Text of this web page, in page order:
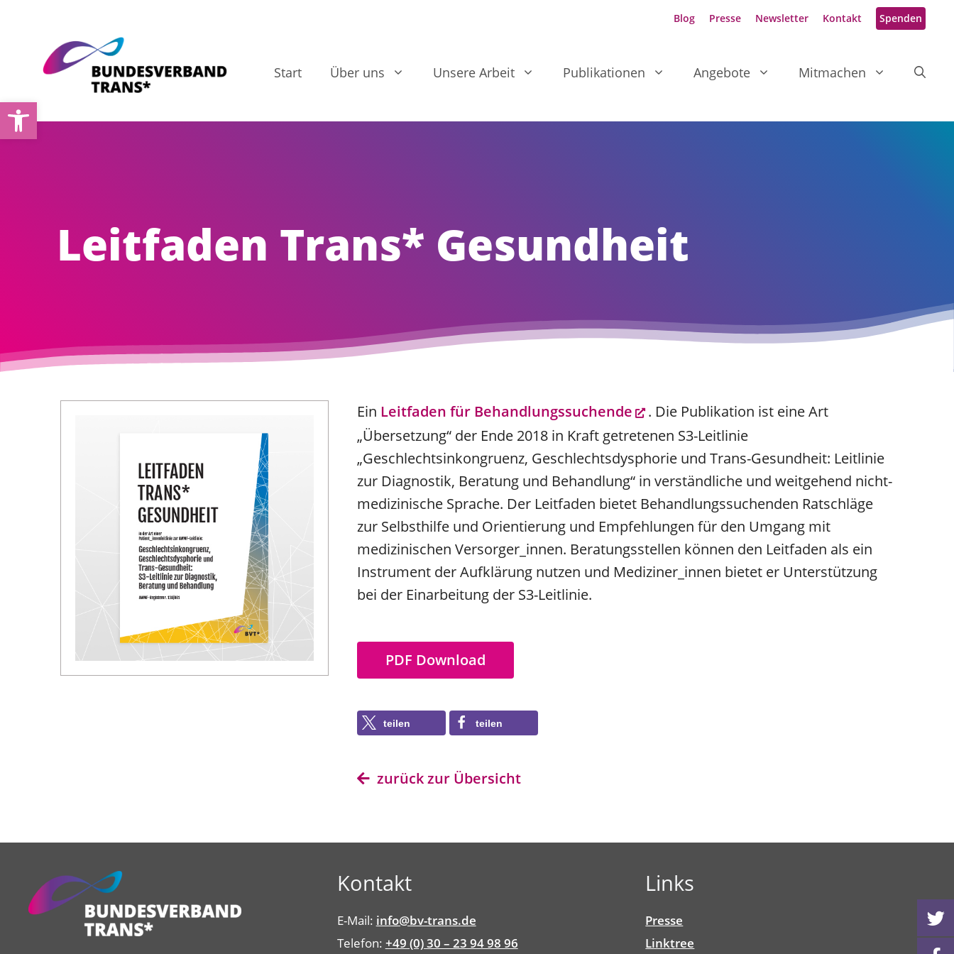
Werkzeugleiste öffnen
springen
Blog Presse Newsletter Kontakt Spenden
Start Über uns Unsere Arbeit Publikationen Angebote Mitmachen
Leitfaden Trans* Gesundheit
Ein Leitfaden für Behandlungssuchende
. Die Publikation ist eine Art
„Übersetzung“ der Ende 2018 in Kraft getretenen S3-Leitlinie
„Geschlechtsinkongruenz, Geschlechtsdysphorie und Trans-Gesundheit: Leitlinie
zur Diagnostik, Beratung und Behandlung“ in verständliche und weitgehend nicht-
medizinische Sprache. Der Leitfaden bietet Behandlungssuchenden Ratschläge
zur Selbsthilfe und Orientierung und Empfehlungen für den Umgang mit
medizinischen Versorger_innen. Beratungsstellen können den Leitfaden als ein
Instrument der Aufklärung nutzen und Mediziner_innen bietet er Unterstützung
bei der Einarbeitung der S3-Leitlinie.
PDF Download
teilen teilen
zurück zur Übersicht
Kontakt
E-Mail: info@bv-trans.de
Telefon: +49 (0) 30 – 23 94 98 96
Links
Presse
Linktree